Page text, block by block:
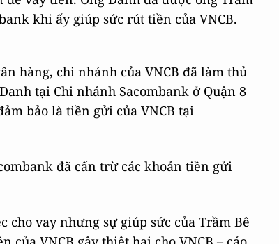
khi ấy giúp sức rút tiền của VNCB.
hàng, chi nhánh của VNCB đã làm thủ
tại Chi nhánh Sacombank ở Quận 8
bảo là tiền gửi của VNCB tại
đã cấn trừ các khoản tiền gửi
vay nhưng sự giúp sức của Trầm Bê